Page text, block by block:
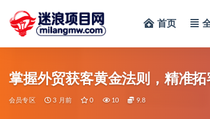
首页
掌握外贸获客黄金法则，精准
会员专区 3 月前 0 10 9.8